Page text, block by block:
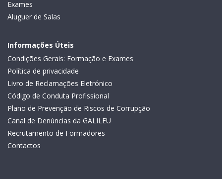
Exames
Aluguer de Salas
Informações Úteis
Condições Gerais: Formação e Exames
Política de privacidade
Livro de Reclamações Eletrónico
Código de Conduta Profissional
Plano de Prevenção de Riscos de Corrupção
Canal de Denúncias da GALILEU
Recrutamento de Formadores
Contactos